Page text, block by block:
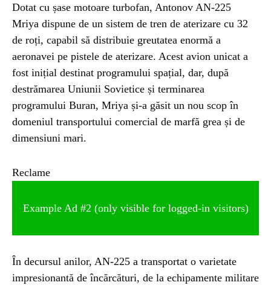
Dotat cu șase motoare turbofan, Antonov AN-225
Mriya dispune de un sistem de tren de aterizare cu 32
de roți, capabil să distribuie greutatea enormă a
aeronavei pe pistele de aterizare. Acest avion unicat a
fost inițial destinat programului spațial, dar, după
destrămarea Uniunii Sovietice și terminarea
programului Buran, Mriya și-a găsit un nou scop în
domeniul transportului comercial de marfă grea și de
dimensiuni mari.
Reclame
Example Ad #2 (only visible for logged-in visitors)
În decursul anilor, AN-225 a transportat o varietate
impresionantă de încărcături, de la echipamente militare
BLOG 2 years ago
Espressor paduri Senseo blocat?Afla cum îl
poti debloca
ȘTIINȚA 1 year ago
Ai simțit vreodată deja-vu? Află de ce se
întâmplă